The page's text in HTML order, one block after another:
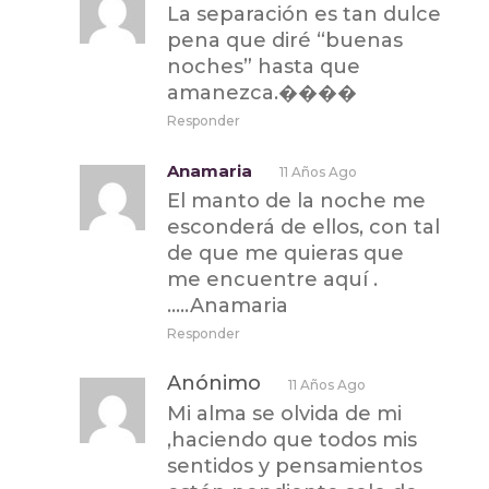
La separación es tan dulce
pena que diré “buenas
noches” hasta que
amanezca.����
Responder
Anamaria 11 Años Ago
El manto de la noche me
esconderá de ellos, con tal
de que me quieras que
me encuentre aquí .
…..Anamaria
Responder
Anónimo 11 Años Ago
Mi alma se olvida de mi
,haciendo que todos mis
sentidos y pensamientos